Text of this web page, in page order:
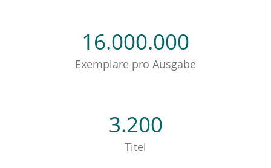
16.000.000
Exemplare pro Ausgabe
3.200
Titel